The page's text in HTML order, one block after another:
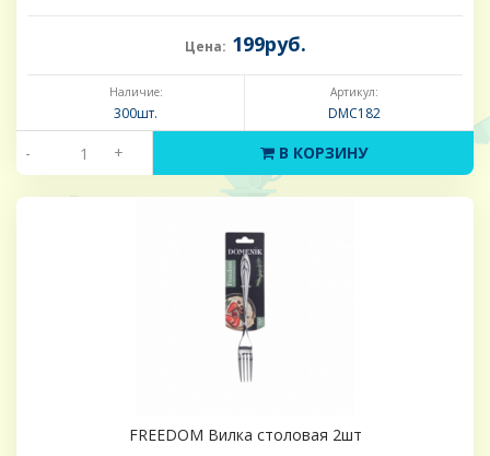
Цена: 199руб.
Наличие:
300шт.
Артикул:
DMC182
- + В КОРЗИНУ
FREEDOM Вилка столовая 2шт